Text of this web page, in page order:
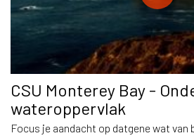
CSU Monterey Bay -
wateroppervlak
Focus je aandacht op datgene wat van